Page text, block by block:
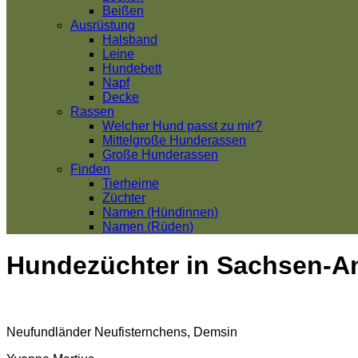
Beißen
Ausrüstung
Halsband
Leine
Hundebett
Napf
Decke
Rassen
Welcher Hund passt zu mir?
Mittelgroße Hunderassen
Große Hunderassen
Finden
Tierheime
Züchter
Namen (Hündinnen)
Namen (Rüden)
Hundezüchter in Sachsen-
Neufundländer Neufisternchens, Demsin